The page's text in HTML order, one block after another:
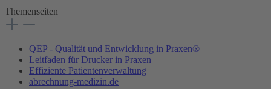
Themenseiten
QEP - Qualität und Entwicklung in Praxen®
Leitfaden für Drucker in Praxen
Effiziente Patientenverwaltung
abrechnung-medizin.de